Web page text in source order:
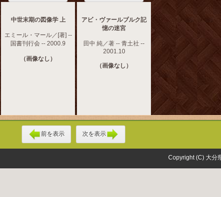
中世末期の図像学 上
エミール・マール／[著] --
国書刊行会 -- 2000.9
（画像なし）
アビ・ヴァールブルク記
憶の迷宮
田中 純／著 -- 青土社 --
2001.10
（画像なし）
前を表示 次を表示
Copyright (C) 大分